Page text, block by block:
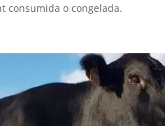
consumida o congelada.